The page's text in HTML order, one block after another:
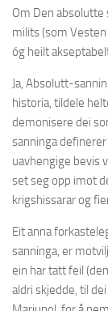
Om Den absolutte
milits (som
óg heilt
Ja, Absolutt-
historia, tildele
demonisere dei
sanninga
uavhengige bevis
set seg opp imot
krigshissarar og
Eit anna
sanninga, er
ein har tatt feil
aldri skjedde, til